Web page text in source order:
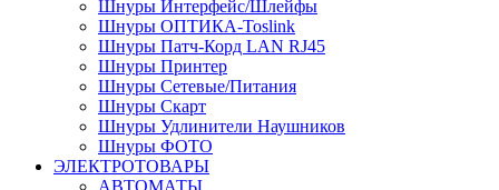
Шнуры Интерфейс/Шлейфы
Шнуры ОПТИКА-Toslink
Шнуры Патч-Корд LAN RJ45
Шнуры Принтер
Шнуры Сетевые/Питания
Шнуры Скарт
Шнуры Удлинители Наушников
Шнуры ФОТО
ЭЛЕКТРОТОВАРЫ
АВТОМАТЫ